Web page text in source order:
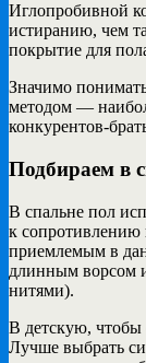
Иглопробивной
истиранию, чем
покрытие для
Значимо
методом —
конкурентов-
Подбираем в
В спальне пол
к сопротивлению
приемлемым в
длинным ворсом
нитями).
В детскую, чтобы
Лучше выбрать